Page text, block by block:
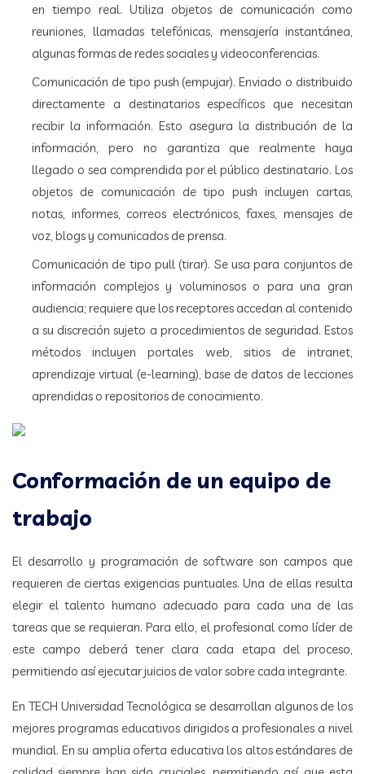
en tiempo real. Utiliza objetos de comunicación como
reuniones, llamadas telefónicas, mensajería instantánea,
algunas formas de redes sociales y videoconferencias.
Comunicación de tipo push (empujar). Enviado o distribuido
directamente a destinatarios específicos que necesitan
recibir la información. Esto asegura la distribución de la
información, pero no garantiza que realmente haya
llegado o sea comprendida por el público destinatario. Los
objetos de comunicación de tipo push incluyen cartas,
notas, informes, correos electrónicos, faxes, mensajes de
voz, blogs y comunicados de prensa.
Comunicación de tipo pull (tirar). Se usa para conjuntos de
información complejos y voluminosos o para una gran
audiencia; requiere que los receptores accedan al contenido
a su discreción sujeto a procedimientos de seguridad. Estos
métodos incluyen portales web, sitios de intranet,
aprendizaje virtual (e-learning), base de datos de lecciones
aprendidas o repositorios de conocimiento.
Conformación de un equipo de
trabajo
El desarrollo y programación de software son campos que
requieren de ciertas exigencias puntuales. Una de ellas resulta
elegir el talento humano adecuado para cada una de las
tareas que se requieran. Para ello, el profesional como líder de
este campo deberá tener clara cada etapa del proceso,
permitiendo así ejecutar juicios de valor sobre cada integrante.
En TECH Universidad Tecnológica se desarrollan algunos de los
mejores programas educativos dirigidos a profesionales a nivel
mundial. En su amplia oferta educativa los altos estándares de